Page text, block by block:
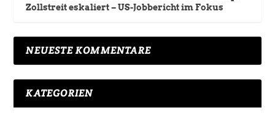
Zollstreit eskaliert – US-Jobbericht im Fokus
NEUESTE KOMMENTARE
KATEGORIEN